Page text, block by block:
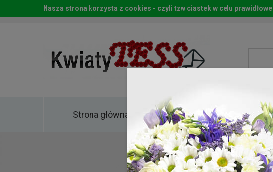
Strona główna Kwiaty
Nasza strona korzysta z cookies - czyli tzw ciastek w celu